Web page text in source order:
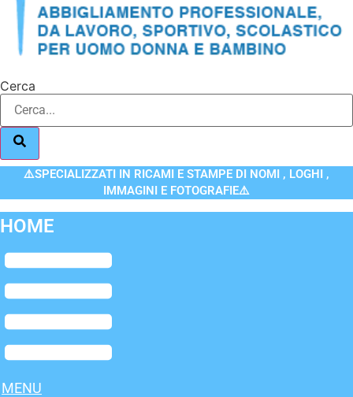
Cerca
⚠️SPECIALIZZATI IN RICAMI E STAMPE DI NOMI , LOGHI ,
IMMAGINI E FOTOGRAFIE⚠️
HOME
Flyout
Menu
MENU